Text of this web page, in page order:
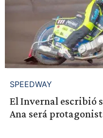
SPEEDWAY
El Invernal escribió
Ana será